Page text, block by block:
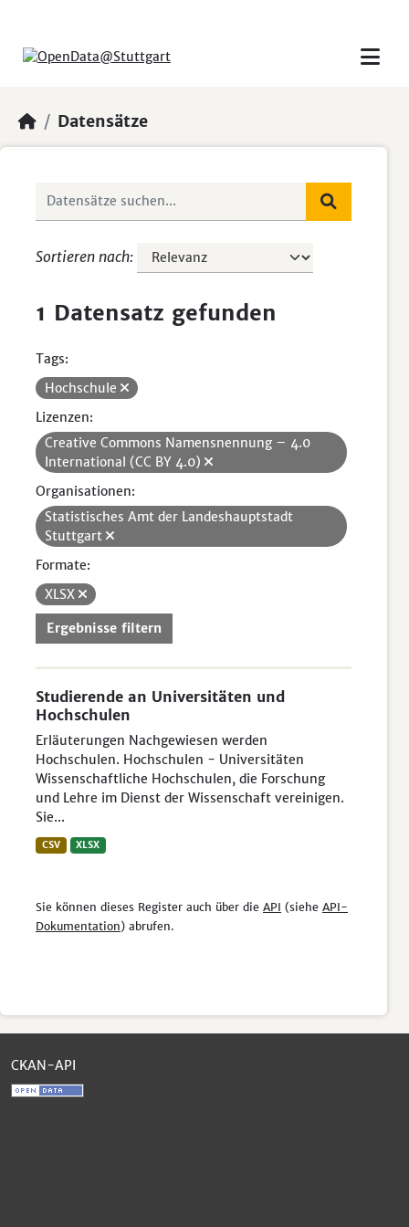
Datensätze
Sortieren nach
1 Datensatz gefunden
Tags:
Hochschule
Lizenzen:
Creative Commons Namensnennung – 4.0
International (CC BY 4.0)
Organisationen:
Statistisches Amt der Landeshauptstadt
Stuttgart
Formate:
XLSX
Ergebnisse filtern
Studierende an Universitäten und
Hochschulen
Erläuterungen Nachgewiesen werden
Hochschulen. Hochschulen - Universitäten
Wissenschaftliche Hochschulen, die Forschung
und Lehre im Dienst der Wissenschaft vereinigen.
Sie...
CSV XLSX
Sie können dieses Register auch über die API (siehe API-
Dokumentation) abrufen.
CKAN-API